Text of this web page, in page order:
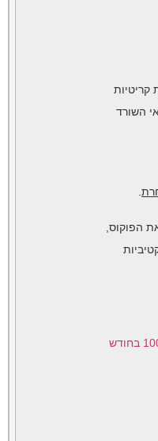
השורד
הפוקוס,